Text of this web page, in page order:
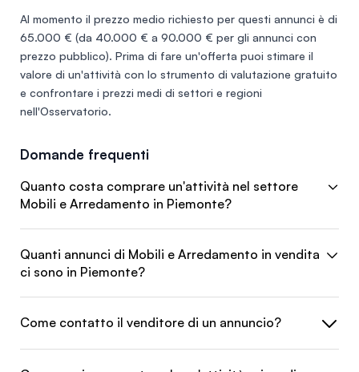
Al momento il prezzo medio richiesto per questi annunci è di
65.000 € (da 40.000 € a 90.000 € per gli annunci con
prezzo pubblico). Prima di fare un'offerta puoi stimare il
valore di un'attività con lo strumento di valutazione gratuito
e confrontare i prezzi medi di settori e regioni
nell'Osservatorio.
Domande frequenti
Quanto costa comprare un'attività nel settore
Mobili e Arredamento in Piemonte?
Quanti annunci di Mobili e Arredamento in vendita
ci sono in Piemonte?
Come contatto il venditore di un annuncio?